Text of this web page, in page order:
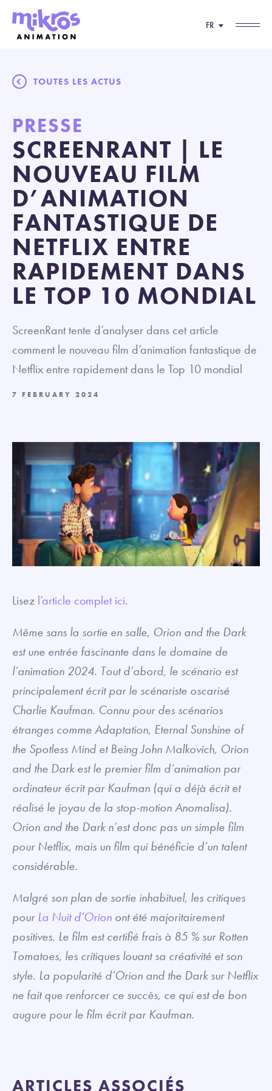
FR
TOUTES LES ACTUS
PRESSE
SCREENRANT | LE
NOUVEAU FILM
D’ANIMATION
FANTASTIQUE DE
NETFLIX ENTRE
RAPIDEMENT DANS
LE TOP 10 MONDIAL
ScreenRant tente d’analyser dans cet article
comment le nouveau film d’animation fantastique de
Netflix entre rapidement dans le Top 10 mondial
7 FEBRUARY 2024
Lisez l’article complet ici.
Même sans la sortie en salle, Orion and the Dark
est une entrée fascinante dans le domaine de
l’animation 2024. Tout d’abord, le scénario est
principalement écrit par le scénariste oscarisé
Charlie Kaufman. Connu pour des scénarios
étranges comme Adaptation, Eternal Sunshine of
the Spotless Mind et Being John Malkovich, Orion
and the Dark est le premier film d’animation par
ordinateur écrit par Kaufman (qui a déjà écrit et
réalisé le joyau de la stop-motion Anomalisa).
Orion and the Dark n’est donc pas un simple film
pour Netflix, mais un film qui bénéficie d’un talent
considérable.
Malgré son plan de sortie inhabituel, les critiques
pourLa Nuit d’Orion ont été majoritairement
positives. Le film est certifié frais à 85 % sur Rotten
Tomatoes, les critiques louant sa créativité et son
style. La popularité d’Orion and the Dark sur Netflix
ne fait que renforcer ce succès, ce qui est de bon
augure pour le film écrit par Kaufman.
ARTICLES ASSOCIÉS